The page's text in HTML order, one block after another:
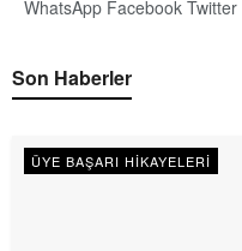
WhatsApp Facebook Twitter
Son Haberler
ÜYE BAŞARI HIKAYELERI